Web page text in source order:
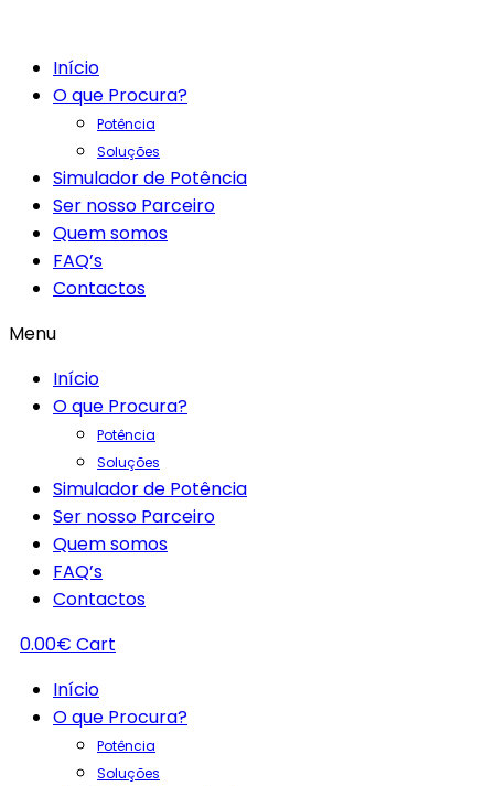
Início
O que Procura?
Potência
Soluções
Simulador de Potência
Ser nosso Parceiro
Quem somos
FAQ’s
Contactos
Menu
Início
O que Procura?
Potência
Soluções
Simulador de Potência
Ser nosso Parceiro
Quem somos
FAQ’s
Contactos
0.00€ Cart
Início
O que Procura?
Potência
Soluções